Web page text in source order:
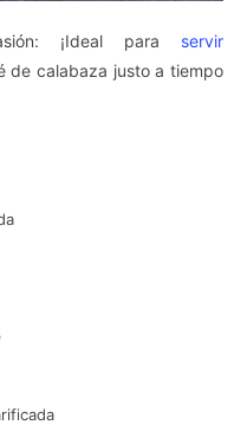
¡Ideal para servir
de calabaza justo a tiempo